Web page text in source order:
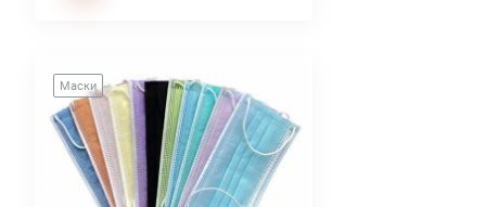
Маски